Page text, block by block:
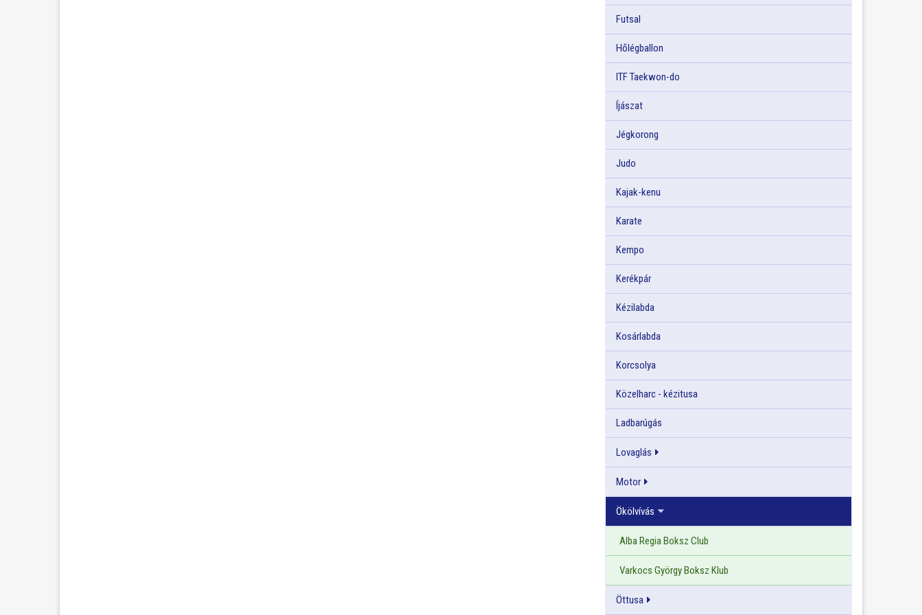
Futsal
Hőlégballon
ITF Taekwon-do
Íjászat
Jégkorong
Judo
Kajak-kenu
Karate
Kempo
Kerékpár
Kézilabda
Kosárlabda
Korcsolya
Közelharc - kézitusa
Ladbarúgás
Lovaglás
Motor
Ökölvívás
Alba Regia Boksz Club
Varkocs György Boksz Klub
Öttusa